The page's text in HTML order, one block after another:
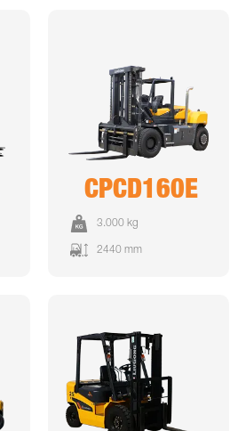
CPCD160E
3.000 kg
2440 mm